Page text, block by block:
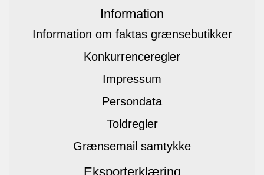
Information
Information om faktas grænsebutikker
Konkurrenceregler
Impressum
Persondata
Toldregler
Grænsemail samtykke
Eksporterklæring